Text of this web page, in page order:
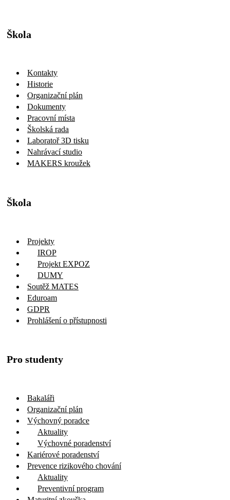
Škola
Kontakty
Historie
Organizační plán
Dokumenty
Pracovní místa
Školská rada
Laboratoř 3D tisku
Nahrávací studio
MAKERS kroužek
Škola
Projekty
IROP
Projekt EXPOZ
DUMY
Soutěž MATES
Eduroam
GDPR
Prohlášení o přístupnosti
Pro studenty
Bakaláři
Organizační plán
Výchovný poradce
Aktuality
Výchovné poradenství
Kariérové poradenství
Prevence rizikového chování
Aktuality
Preventivní program